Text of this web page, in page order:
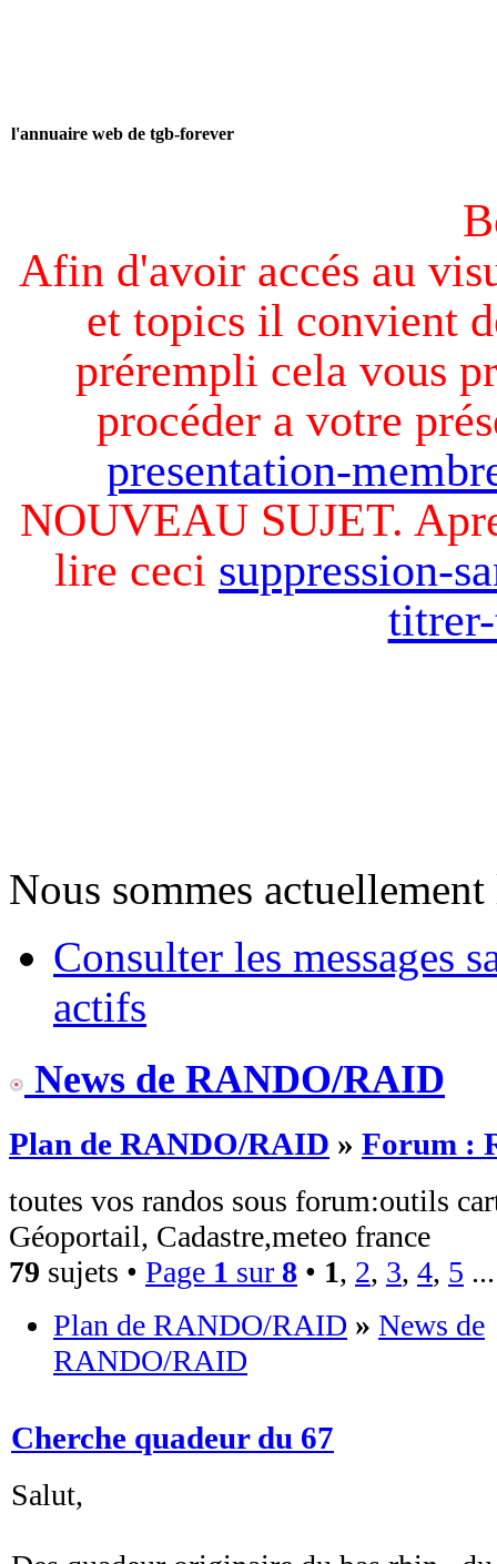
l'annuaire web de tgb-forever
Afin d'avoir accés au
et topics il convient
prérempli cela vous
procéder a votre
presentation-
NOUVEAU SUJET.
lire ceci suppression-
Nous sommes
Consulter les messages
actifs
News de RANDO/RAID
Plan de RANDO/RAID » Forum :
toutes vos randos sous forum:outils
Géoportail, Cadastre,meteo france
79 sujets • Page 1 sur 8 • 1, 2, 3, 4, 5
Plan de RANDO/RAID » News de
RANDO/RAID
Cherche quadeur du 67
Salut,